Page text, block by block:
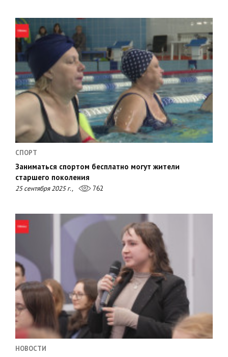
СПОРТ
Заниматься спортом бесплатно могут жители
старшего поколения
25 сентября 2025 г., 762
НОВОСТИ